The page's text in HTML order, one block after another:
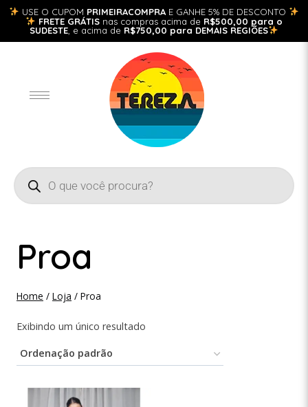
USE O CUPOM PRIMEIRACOMPRA E GANHE 5% DE DESCONTO
FRETE GRÁTISnas compras acima de R$500,00 para o
SUDESTE , e acima de R$750,00 para DEMAIS REGIÕES
Proa
Home / Loja / Proa
Exibindo um único resultado